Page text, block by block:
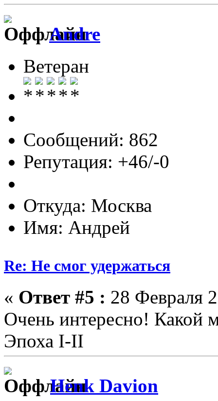
Andre
Ветеран
Сообщений: 862
Репутация: +46/-0
Откуда: Москва
Имя: Андрей
Re: Не смог удержаться
« Ответ #5 : 28 Февраля
Очень интересно! Какой
Эпоха I-II
Henk Davion